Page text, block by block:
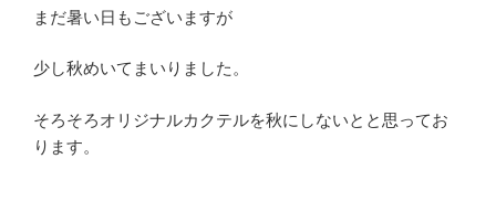
まだ暑い日もございますが
少し秋めいてまいりました。
そろそろオリジナルカクテルを秋にしないとと思ってお
ります。